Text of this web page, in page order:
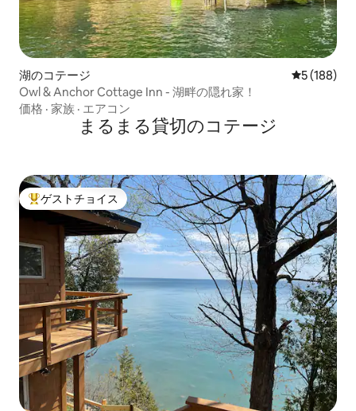
湖のコテージ レビュー
5 (188)
Owl & Anchor Cottage Inn - 湖畔の隠れ家！
価格 · 家族 · エアコン
まるまる貸切のコテージ
大好評のゲストチョイスです。
ゲストチョイス